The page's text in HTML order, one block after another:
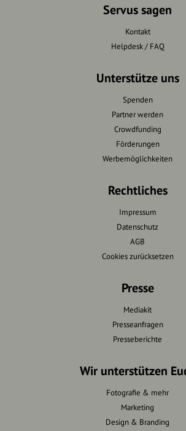
Servus sagen
Kontakt
Helpdesk / FAQ
Unterstütze uns
Spenden
Partner werden
Crowdfunding
Förderungen
Werbemöglichkeiten
Rechtliches
Impressum
Datenschutz
AGB
Cookies zurücksetzen
Presse
Mediakit
Presseanfragen
Presseberichte
Wir unterstützen
Fotografie & mehr
Marketing
Design & Branding